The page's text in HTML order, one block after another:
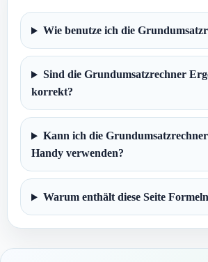
Wie benutze ich die
Sind die Grundumsatzrechner
korrekt?
Kann ich die
Handy verwenden?
Warum enthält diese Seite